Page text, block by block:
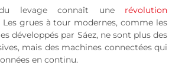
levage connaît une révolution
Les grues à tour modernes, comme les
développés par Sáez, ne sont plus des
mais des machines connectées qui
en continu.